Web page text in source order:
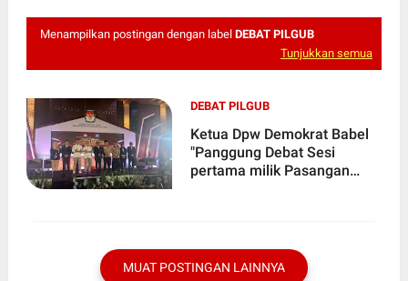
Menampilkan postingan dengan label DEBAT PILGUB
Tunjukkan semua
DEBAT PILGUB
Ketua Dpw Demokrat Babel
"Panggung Debat Sesi
pertama milik Pasangan
MUAT POSTINGAN LAINNYA